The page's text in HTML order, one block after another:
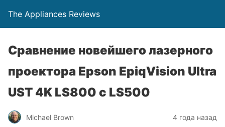
The Appliances Reviews
Сравнение новейшего лазерного
проектора Epson EpiqVision Ultra
UST 4K LS800 с LS500
Michael Brown 4 года назад